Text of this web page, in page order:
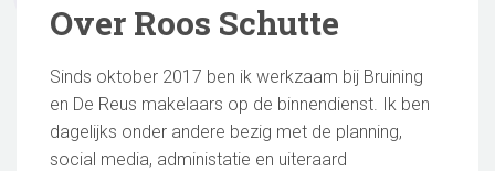
Over Roos Schutte
Sinds oktober 2017 ben ik werkzaam bij Bruining
en De Reus makelaars op de binnendienst. Ik ben
dagelijks onder andere bezig met de planning,
social media, administatie en uiteraard